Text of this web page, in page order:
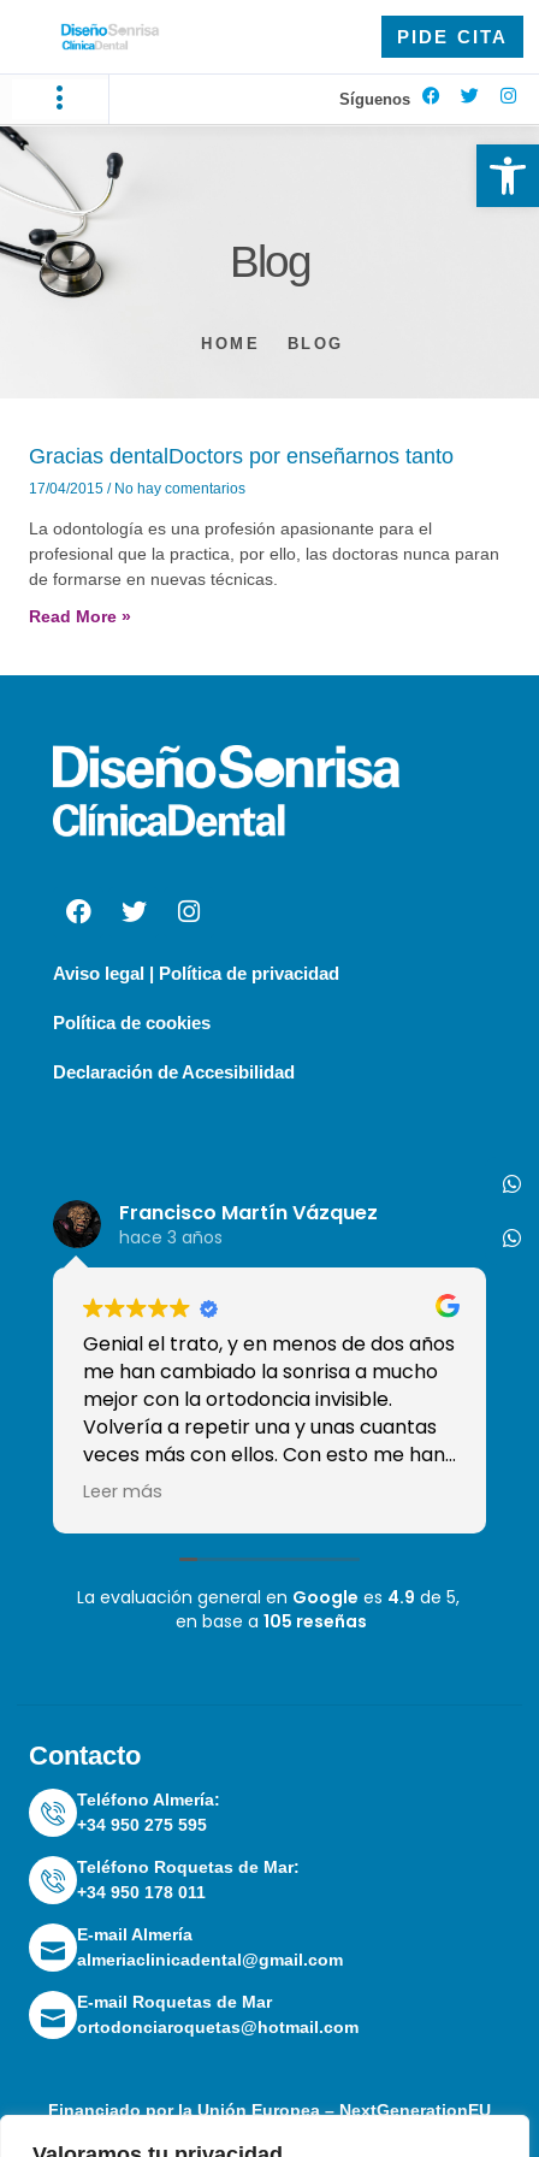
PIDE CITA
Síguenos
Blog
HOME BLOG
Gracias dentalDoctors por enseñarnos tanto
17/04/2015 No hay comentarios
La odontología es una profesión apasionante para el
profesional que la practica, por ello, las doctoras nunca paran
de formarse en nuevas técnicas.
Read More »
Contacto
Teléfono Almería:
+34 950 275 595
Teléfono Roquetas de Mar:
+34 950 178 011
E-mail Almería
almeriaclinicadental@gmail.com
E-mail Roquetas de Mar
ortodonciaroquetas@hotmail.com
Francisco Martín Vázquez
hace 3 años
Genial el trato, y en menos de dos años
me han cambiado la sonrisa a mucho
mejor con la ortodoncia invisible.
Volvería a repetir una y unas cuantas
veces más con ellos. Con esto me han
ganado y han conseguido que sea mi
tengo a Moha que es el mejor
odontólogo que he tenido! Mil gracias
Leer más
La evaluación general en Google es 4.9 de 5,
en base a 105 reseñas
Aviso legal | Política de privacidad
Política de cookies
Declaración de Accesibilidad
Financiado por la Unión Europea – NextGenerationEU